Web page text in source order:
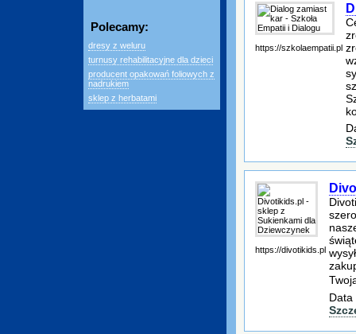
Polecamy:
dresy z weluru
turnusy rehabilitacyjne dla dzieci
producent opakowań foliowych z
nadrukiem
sklep z herbatami
https://szkolaempatii.pl
https://divotikids.pl
Data